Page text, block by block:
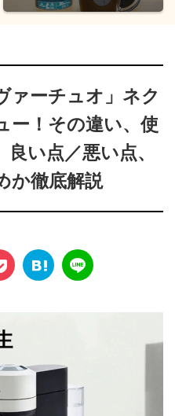
ァーチュオ」ネク
ー！その違い、使
い点／悪い点、
か徹底解説